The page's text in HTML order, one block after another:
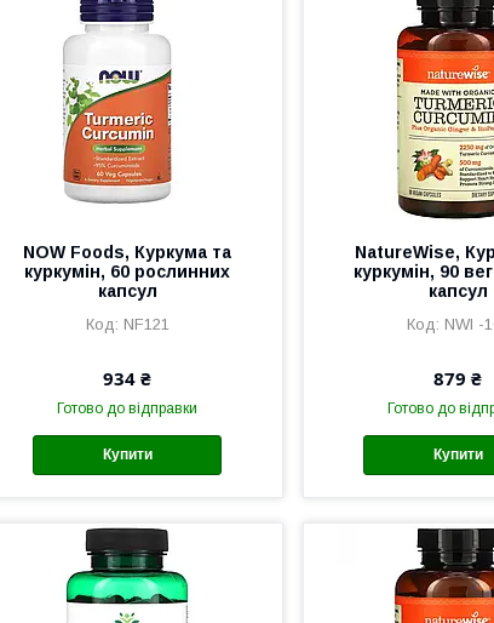
NOW Foods, Куркума та
куркумін, 60 рослинних
капсул
NF121
934 ₴
Готово до відправки
Купити
NatureWise,
куркумін, 90
капсул
NWI -
879 ₴
Готово до
Купити